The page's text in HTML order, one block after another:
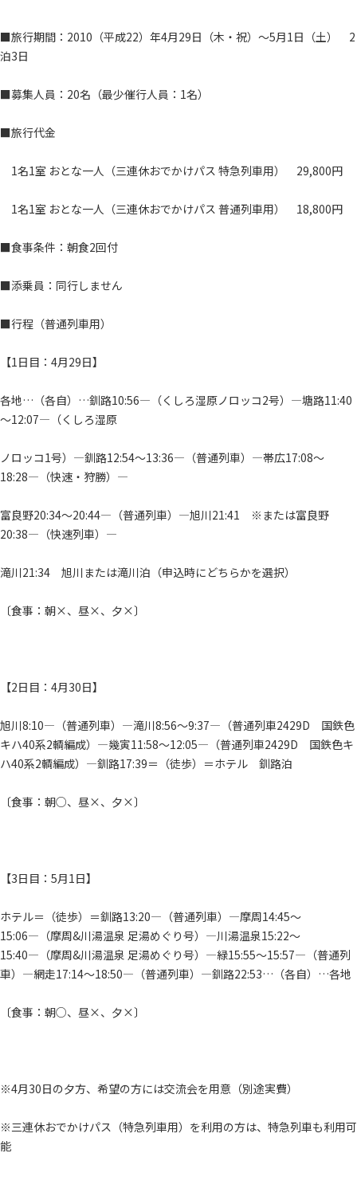
■旅行期間：2010（平成22）年4月29日（木・祝）～5月1日（土） 2
泊3日
■募集人員：20名（最少催行人員：1名）
■旅行代金
1名1室 おとな一人（三連休おでかけパス 特急列車用） 29,800円
1名1室 おとな一人（三連休おでかけパス 普通列車用） 18,800円
■食事条件：朝食2回付
■添乗員：同行しません
■行程（普通列車用）
【1日目：4月29日】
各地…（各自）…釧路10:56―（くしろ湿原ノロッコ2号）―塘路11:40
～12:07―（くしろ湿原
ノロッコ1号）―釧路12:54～13:36―（普通列車）―帯広17:08～
18:28―（快速・狩勝）―
富良野20:34～20:44―（普通列車）―旭川21:41 ※または富良野
20:38―（快速列車）―
滝川21:34 旭川または滝川泊（申込時にどちらかを選択）
〔食事：朝×、昼×、夕×〕
【2日目：4月30日】
旭川8:10―（普通列車）―滝川8:56～9:37―（普通列車2429D 国鉄色
キハ40系2輌編成）―幾寅11:58～12:05―（普通列車2429D 国鉄色キ
ハ40系2輌編成）―釧路17:39＝（徒歩）＝ホテル 釧路泊
〔食事：朝○、昼×、夕×〕
【3日目：5月1日】
ホテル＝（徒歩）＝釧路13:20―（普通列車）―摩周14:45～
15:06―（摩周&川湯温泉 足湯めぐり号）―川湯温泉15:22～
15:40―（摩周&川湯温泉 足湯めぐり号）―緑15:55～15:57―（普通列
車）―網走17:14～18:50―（普通列車）―釧路22:53…（各自）…各地
〔食事：朝○、昼×、夕×〕
※4月30日の夕方、希望の方には交流会を用意（別途実費）
※三連休おでかけパス（特急列車用）を利用の方は、特急列車も利用可
能